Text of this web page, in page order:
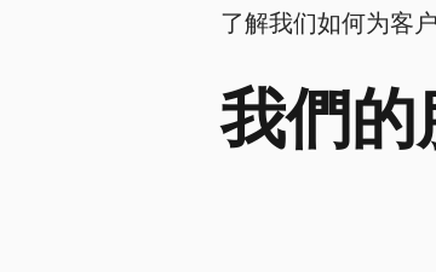
了解我们如何为客
我們的